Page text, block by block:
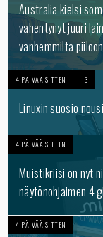
Australia kielsi
vähentynyt juuri
vanhemmilta piiloon
4 PÄIVÄÄ SITTEN 3
Linuxin suosio
4 PÄIVÄÄ SITTEN
Muistikriisi on nyt
näytönohjaimen 4
4 PÄIVÄÄ SITTEN